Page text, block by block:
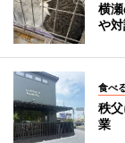
横
や
食べ
秩
業